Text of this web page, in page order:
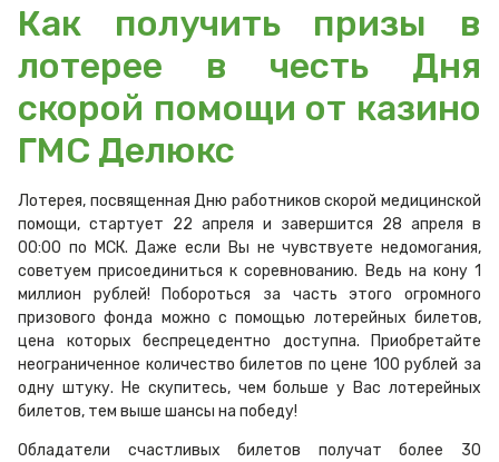
Как получить призы в
лотерее в честь Дня
скорой помощи от казино
ГМС Делюкс
Лотерея, посвященная Дню работников скорой медицинской
помощи, стартует 22 апреля и завершится 28 апреля в
00:00 по МСК. Даже если Вы не чувствуете недомогания,
советуем присоединиться к соревнованию. Ведь на кону 1
миллион рублей! Побороться за часть этого огромного
призового фонда можно с помощью лотерейных билетов,
цена которых беспрецедентно доступна. Приобретайте
неограниченное количество билетов по цене 100 рублей за
одну штуку. Не скупитесь, чем больше у Вас лотерейных
билетов, тем выше шансы на победу!
Обладатели счастливых билетов получат более 30